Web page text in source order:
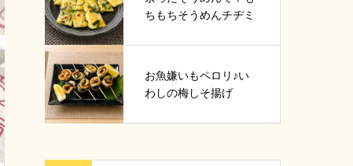
ちもちそうめんチヂミ
お魚嫌いもペロリ♪い
わしの梅しそ揚げ